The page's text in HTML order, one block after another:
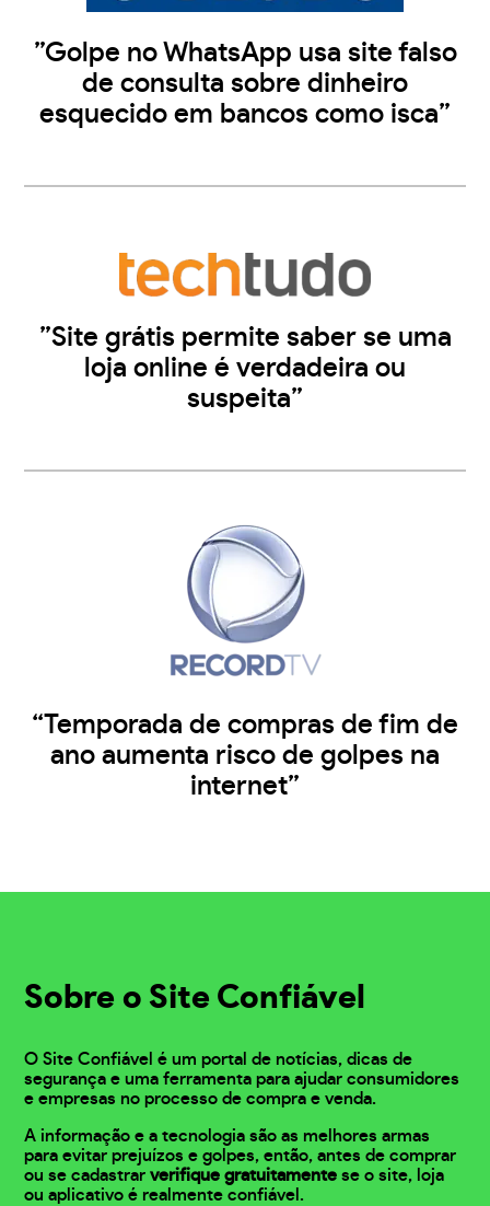
”Golpe no WhatsApp usa site falso
de consulta sobre dinheiro
esquecido em bancos como isca”
”Site grátis permite saber se uma
loja online é verdadeira ou
suspeita”
“Temporada de compras de fim de
ano aumenta risco de golpes na
internet”
Sobre o Site Confiável
O Site Confiável é um portal de notícias, dicas de
segurança e uma ferramenta para ajudar consumidores
e empresas no processo de compra e venda.
A informação e a tecnologia são as melhores armas
para evitar prejuízos e golpes, então, antes de comprar
ou se cadastrarverifique gratuitamente se o site, loja
ou aplicativo é realmente confiável.